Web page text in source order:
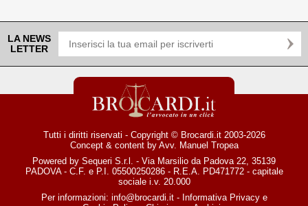
LA NEWS
LETTER
Tutti i diritti riservati - Copyright © Brocardi.it 2003-2026
Concept & content by Avv. Manuel Tropea
Powered by Sequeri S.r.l. - Via Marsilio da Padova 22, 35139
PADOVA - C.F. e P.I. 05500250286 - R.E.A. PD471772 - capitale
sociale i.v. 20.000
Per informazioni: info@brocardi.it- Informativa Privacye